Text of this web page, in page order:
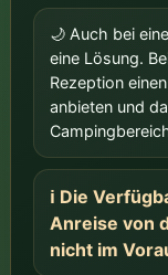
🌙 Auch bei
eine Lösung.
Rezeption
anbieten und
ℹ️ Die
Anreise von
nicht im